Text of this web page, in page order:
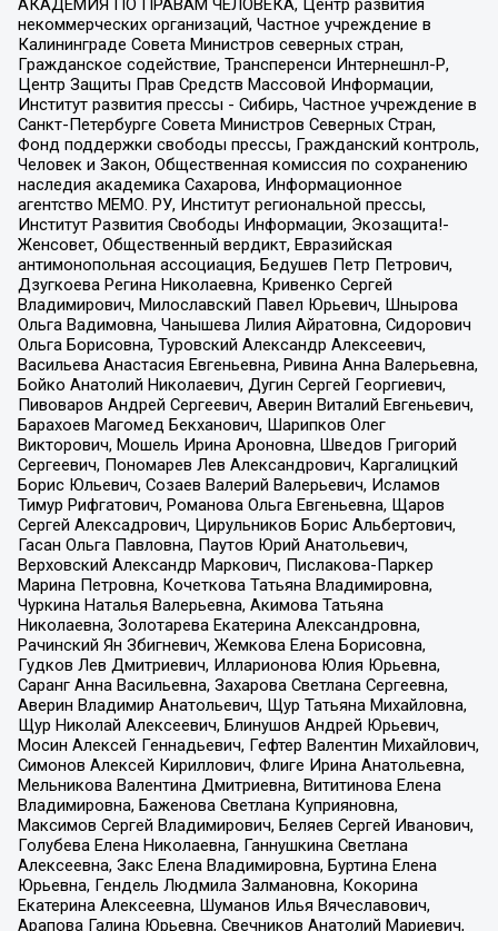
АКАДЕМИЯ ПО ПРАВАМ ЧЕЛОВЕКА, Центр развития
некоммерческих организаций, Частное учреждение в
Калининграде Совета Министров северных стран,
Гражданское содействие, Трансперенси Интернешнл-Р,
Центр Защиты Прав Средств Массовой Информации,
Институт развития прессы - Сибирь, Частное учреждение в
Санкт-Петербурге Совета Министров Северных Стран,
Фонд поддержки свободы прессы, Гражданский контроль,
Человек и Закон, Общественная комиссия по сохранению
наследия академика Сахарова, Информационное
агентство МЕМО. РУ, Институт региональной прессы,
Институт Развития Свободы Информации, Экозащита!-
Женсовет, Общественный вердикт, Евразийская
антимонопольная ассоциация, Бедушев Петр Петрович,
Дзугкоева Регина Николаевна, Кривенко Сергей
Владимирович, Милославский Павел Юрьевич, Шнырова
Ольга Вадимовна, Чанышева Лилия Айратовна, Сидорович
Ольга Борисовна, Туровский Александр Алексеевич,
Васильева Анастасия Евгеньевна, Ривина Анна Валерьевна,
Бойко Анатолий Николаевич, Дугин Сергей Георгиевич,
Пивоваров Андрей Сергеевич, Аверин Виталий Евгеньевич,
Барахоев Магомед Бекханович, Шарипков Олег
Викторович, Мошель Ирина Ароновна, Шведов Григорий
Сергеевич, Пономарев Лев Александрович, Каргалицкий
Борис Юльевич, Созаев Валерий Валерьевич, Исламов
Тимур Рифгатович, Романова Ольга Евгеньевна, Щаров
Сергей Алексадрович, Цирульников Борис Альбертович,
Гасан Ольга Павловна, Паутов Юрий Анатольевич,
Верховский Александр Маркович, Пислакова-Паркер
Марина Петровна, Кочеткова Татьяна Владимировна,
Чуркина Наталья Валерьевна, Акимова Татьяна
Николаевна, Золотарева Екатерина Александровна,
Рачинский Ян Збигневич, Жемкова Елена Борисовна,
Гудков Лев Дмитриевич, Илларионова Юлия Юрьевна,
Саранг Анна Васильевна, Захарова Светлана Сергеевна,
Аверин Владимир Анатольевич, Щур Татьяна Михайловна,
Щур Николай Алексеевич, Блинушов Андрей Юрьевич,
Мосин Алексей Геннадьевич, Гефтер Валентин Михайлович,
Симонов Алексей Кириллович, Флиге Ирина Анатольевна,
Мельникова Валентина Дмитриевна, Вититинова Елена
Владимировна, Баженова Светлана Куприяновна,
Максимов Сергей Владимирович, Беляев Сергей Иванович,
Голубева Елена Николаевна, Ганнушкина Светлана
Алексеевна, Закс Елена Владимировна, Буртина Елена
Юрьевна, Гендель Людмила Залмановна, Кокорина
Екатерина Алексеевна, Шуманов Илья Вячеславович,
Арапова Галина Юрьевна, Свечников Анатолий Мариевич,